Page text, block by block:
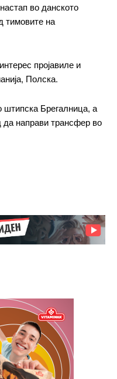
во данското
тимовите на
пројавиле и
Полска.
штипска Брегалница, а
направи трансфер во